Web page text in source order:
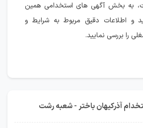
به بخش آگهی های استخدامی همین
و اطلاعات دقیق مربوط به شرایط و
را بررسی نمایید.
آذرکیهان باختر - شعبه رشت